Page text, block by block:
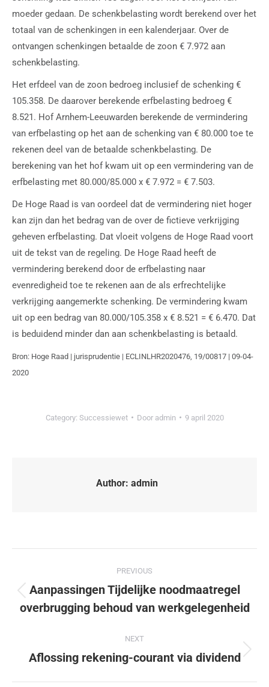
moeder gedaan. De schenkbelasting wordt berekend over het
totaal van de schenkingen in een kalenderjaar. Over de
ontvangen schenkingen betaalde de zoon € 7.972 aan
schenkbelasting.
Het erfdeel van de zoon bedroeg inclusief de schenking €
105.358. De daarover berekende erfbelasting bedroeg €
8.521. Hof Arnhem-Leeuwarden berekende de vermindering
van erfbelasting op het aan de schenking van € 80.000 toe te
rekenen deel van de betaalde schenkbelasting. De
berekening van het hof kwam uit op een vermindering van de
erfbelasting met 80.000/85.000 x € 7.972 = € 7.503.
De Hoge Raad is van oordeel dat de vermindering niet hoger
kan zijn dan het bedrag van de over de fictieve verkrijging
geheven erfbelasting. Dat vloeit volgens de Hoge Raad voort
uit de tekst van de regeling. De Hoge Raad heeft de
vermindering berekend door de erfbelasting naar
evenredigheid toe te rekenen aan de als erfrechtelijke
verkrijging aangemerkte schenking. De vermindering kwam
uit op een bedrag van 80.000/105.358 x € 8.521 = € 6.470. Dat
is beduidend minder dan aan schenkbelasting is betaald.
Bron: Hoge Raad | jurisprudentie | ECLINLHR2020476, 19/00817 | 09-04-
2020
Category: Successiewet Door admin 9 april 2020
Author: admin
PREVIOUS
Aanpassingen Tijdelijke noodmaatregel
overbrugging behoud van werkgelegenheid
NEXT
Aflossing rekening-courant via dividend